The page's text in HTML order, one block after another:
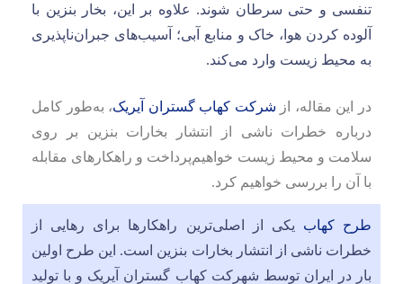
تنفسی و حتی سرطان شوند. علاوه بر این، بخار بنزین با
آلوده کردن هوا، خاک و منابع آبی؛ آسیب‌های جبران‌ناپذیری
به محیط زیست وارد می‌کند.
در این مقاله، از شرکت کهاب گستران آیریک، به‌طور کامل
درباره خطرات ناشی از انتشار بخارات بنزین بر روی
سلامت و محیط زیست خواهیم‌پرداخت و راهکارهای مقابله
با آن را بررسی خواهیم کرد.
طرح کهاب یکی از اصلی‌ترین راهکارها برای رهایی از
خطرات ناشی از انتشار بخارات بنزین است. این طرح اولین
بار در ایران توسط شهرکت کهاب گستران آیریک و با تولید